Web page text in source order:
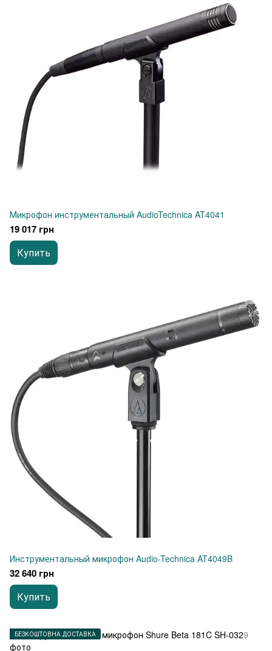
Микрофон инструментальный AudioTechnica AT4041
19 017 грн
Купить
Инструментальный микрофон Audio-Technica AT4049B
32 640 грн
Купить
БЕЗКОШТОВНА ДОСТАВКА